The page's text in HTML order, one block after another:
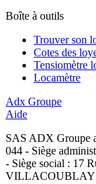
Boîte à outils
Trouver son
Cotes des
Tensiomètre
Locamètre
Adx Groupe
Aide
SAS ADX Groupe
044 - Siège
- Siège social : 17
VILLACOUBLAY